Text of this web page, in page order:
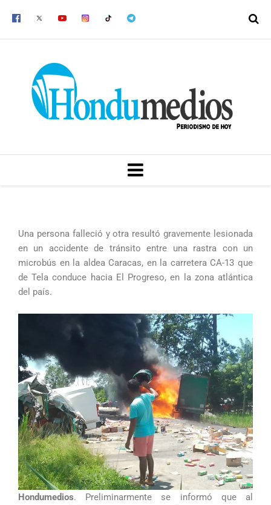
MENU
Una persona falleció y otra resultó gravemente lesionada
en un accidente de tránsito entre una rastra con un
microbús en la aldea Caracas, en la carretera CA-13 que
de Tela conduce hacia El Progreso, en la zona atlántica
del país.
Hondumedios. Preliminarmente se informó que al